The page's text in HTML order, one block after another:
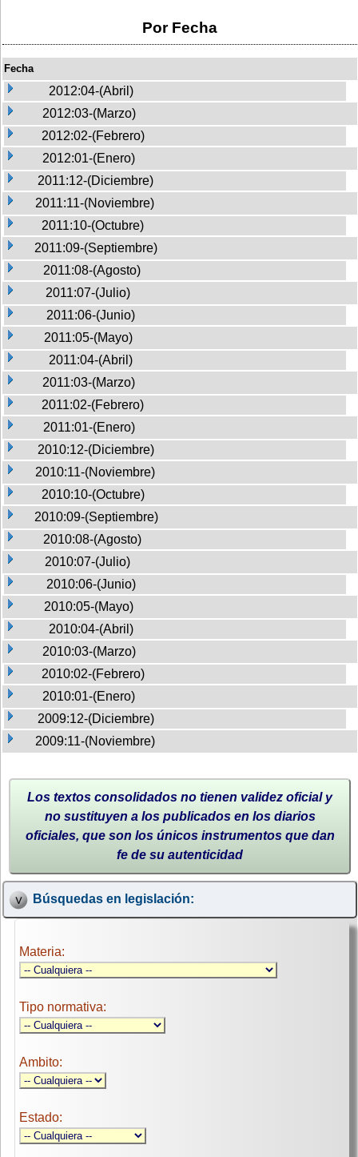
Por Fecha
Fecha
2012:04-(Abril)
2012:03-(Marzo)
2012:02-(Febrero)
2012:01-(Enero)
2011:12-(Diciembre)
2011:11-(Noviembre)
2011:10-(Octubre)
2011:09-(Septiembre)
2011:08-(Agosto)
2011:07-(Julio)
2011:06-(Junio)
2011:05-(Mayo)
2011:04-(Abril)
2011:03-(Marzo)
2011:02-(Febrero)
2011:01-(Enero)
2010:12-(Diciembre)
2010:11-(Noviembre)
2010:10-(Octubre)
2010:09-(Septiembre)
2010:08-(Agosto)
2010:07-(Julio)
2010:06-(Junio)
2010:05-(Mayo)
2010:04-(Abril)
2010:03-(Marzo)
2010:02-(Febrero)
2010:01-(Enero)
2009:12-(Diciembre)
2009:11-(Noviembre)
Los textos consolidados no tienen validez oficial y
no sustituyen a los publicados en los diarios
oficiales, que son los únicos instrumentos que dan
fe de su autenticidad
Búsquedas en legislación:
Materia:
Tipo normativa:
Ambito:
Estado: